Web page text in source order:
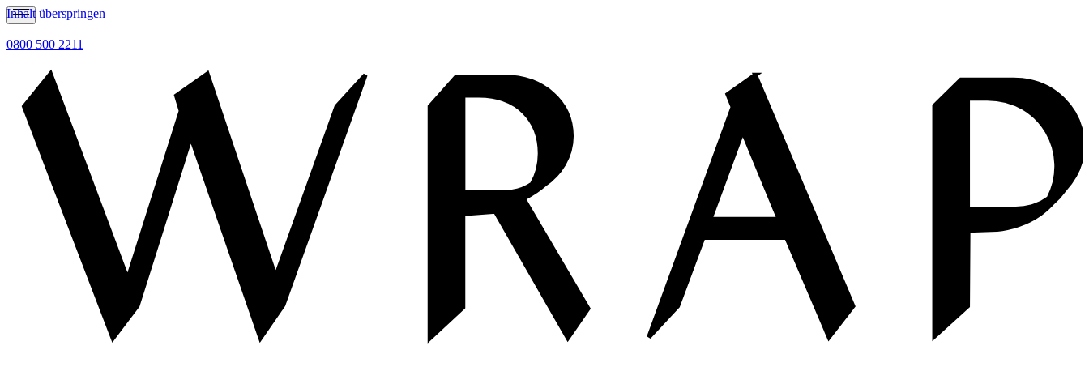
Inhalt überspringen
0800 500 2211